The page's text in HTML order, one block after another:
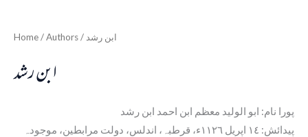
Home / Authors / ابن رشد
ابن رشد
پورا نام: ابو الولید معظم ابن احمد ابن رشد
پیدائش: ١٤ اپریل ١١٢٦ء، قرطبہ، اندلس، دولت مرابطین، موجودہ